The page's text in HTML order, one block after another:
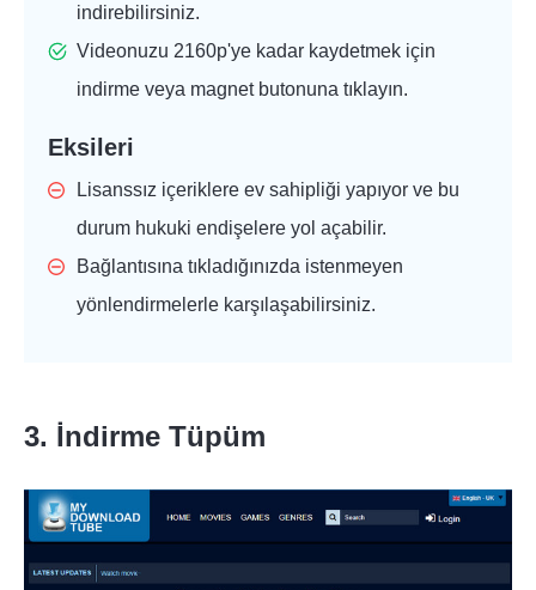
indirebilirsiniz.
Videonuzu 2160p'ye kadar kaydetmek için
indirme veya magnet butonuna tıklayın.
Eksileri
Lisanssız içeriklere ev sahipliği yapıyor ve bu
durum hukuki endişelere yol açabilir.
Bağlantısına tıkladığınızda istenmeyen
yönlendirmelerle karşılaşabilirsiniz.
3. İndirme Tüpüm